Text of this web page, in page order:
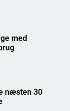
med
næsten 30